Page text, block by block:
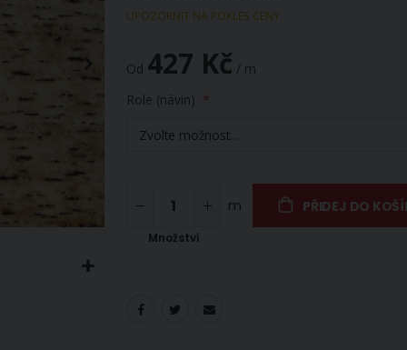
UPOZORNIT NA POKLES CENY
Od 427 Kč / m
Role (návin)
Množství
m PŘIDEJ DO